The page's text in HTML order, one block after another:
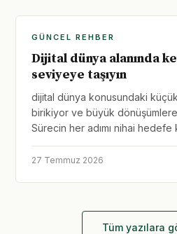
GÜNCEL REHBER
Dijital dünya alanında
seviyeye taşıyın
dijital dünya konusundaki
birikiyor ve büyük dönüşümlere
Sürecin her adımı nihai hedefe
27 Temmuz 2026
Tüm yazılara